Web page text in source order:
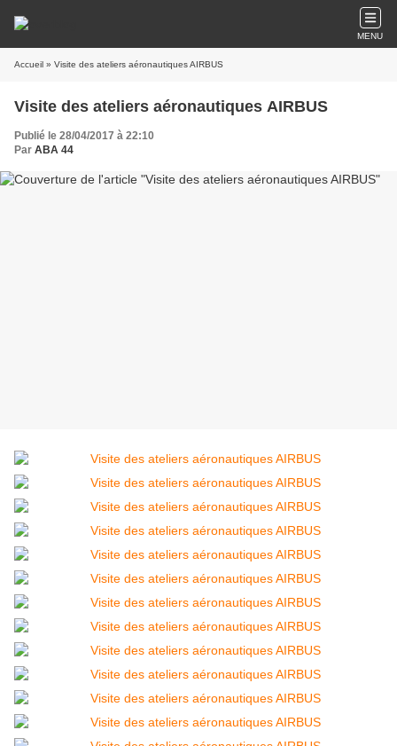
MENU
Accueil » Visite des ateliers aéronautiques AIRBUS
Visite des ateliers aéronautiques AIRBUS
Publié le 28/04/2017 à 22:10
Par ABA 44